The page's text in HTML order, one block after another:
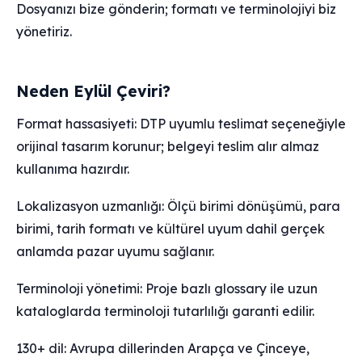
Dosyanızı bize gönderin; formatı ve terminolojiyi biz
yönetiriz.
Neden Eylül Çeviri?
Format hassasiyeti: DTP uyumlu teslimat seçeneğiyle
orijinal tasarım korunur; belgeyi teslim alır almaz
kullanıma hazırdır.
Lokalizasyon uzmanlığı: Ölçü birimi dönüşümü, para
birimi, tarih formatı ve kültürel uyum dahil gerçek
anlamda pazar uyumu sağlanır.
Terminoloji yönetimi: Proje bazlı glossary ile uzun
kataloglarda terminoloji tutarlılığı garanti edilir.
130+ dil: Avrupa dillerinden Arapça ve Çinceye,